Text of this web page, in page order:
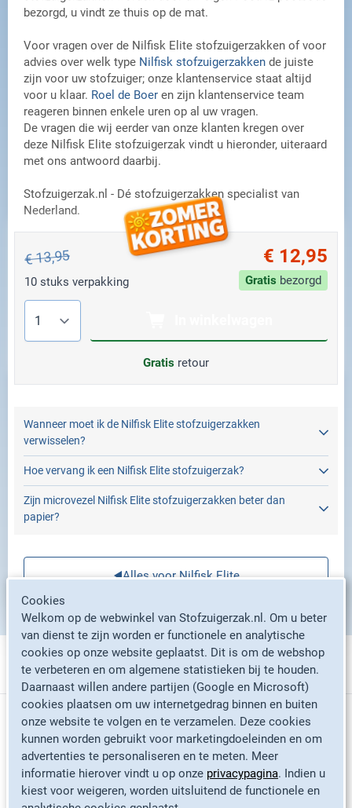
Cookies
Welkom op de webwinkel van Stofzuigerzak.nl. Om u beter
van dienst te zijn worden er functionele en analytische
cookies op onze website geplaatst. Dit is om de webshop
te verbeteren en om algemene statistieken bij te houden.
Daarnaast willen andere partijen (Google en Microsoft)
cookies plaatsen om uw internetgedrag binnen en buiten
onze website te volgen en te verzamelen. Deze cookies
kunnen worden gebruikt voor marketingdoeleinden en om
advertenties te personaliseren en te meten. Meer
informatie hierover vindt u op onze privacypagina. Indien u
kiest voor weigeren, worden uitsluitend de functionele en
bezorgd, u vindt ze thuis op de mat.
Voor vragen over de Nilfisk Elite stofzuigerzakken of voor
advies over welk type Nilfisk stofzuigerzakken de juiste
zijn voor uw stofzuiger; onze klantenservice staat altijd
voor u klaar. Roel de Boer en zijn klantenservice team
reageren binnen enkele uren op al uw vragen.
De vragen die wij eerder van onze klanten kregen over
deze Nilfisk Elite stofzuigerzak vindt u hieronder, uiteraard
met ons antwoord daarbij.
Stofzuigerzak.nl - Dé stofzuigerzakken specialist van
Nederland.
€ 13,95 € 12,95
10 stuks verpakking Gratis bezorgd
Gratis retour
Wanneer moet ik de Nilfisk Elite stofzuigerzakken
verwisselen?
Hoe vervang ik een Nilfisk Elite stofzuigerzak?
Zijn microvezel Nilfisk Elite stofzuigerzakken beter dan
papier?
Alles voor Nilfisk Elite
Stofzuigerzakken per merk
Philips stofzuigerzakken
Miele stofzuigerzakken
Bosch stofzuigerzakken
Informatie
Contact
Veelgestelde vragen